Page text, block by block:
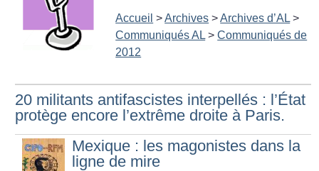
Accueil >Archives >Archives d’AL >
Communiqués AL >Communiqués de
2012
20 militants antifascistes interpellés : l’État
protège encore l’extrême droite à Paris.
Mexique : les magonistes dans la
ligne de mire